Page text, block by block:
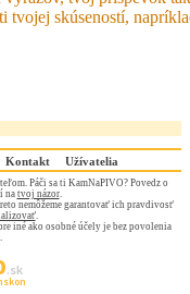
skúseností,
Kontakt Užívatelia
Páči sa ti KamNaPIVO? Povedz o
natvoj názor.
nemôžeme garantovať ich pravdivosť
.
iné ako osobné účely je bez povolenia
.sk